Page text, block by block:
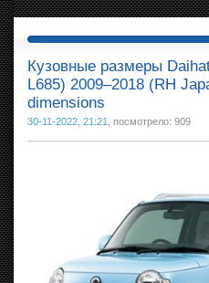
Кузовные размеры
L685) 2009–2018 (RH
dimensions
30-11-2022, 21:21 , посмотрело: 909